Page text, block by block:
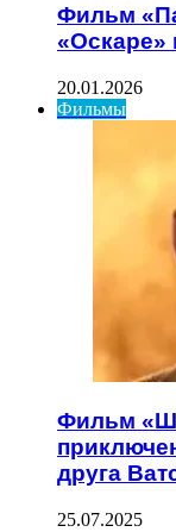
Фильм
«Оскаре»
20.01.2026
Фильмы
Фильм
друга
25.07.2025